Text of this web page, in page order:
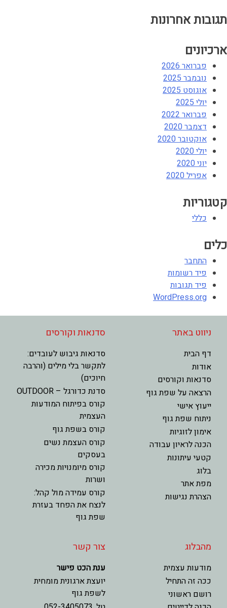
תגובות אחרונות
ארכיונים
פברואר 2026
נובמבר 2025
אוגוסט 2025
יולי 2025
פברואר 2022
דצמבר 2020
אוקטובר 2020
יולי 2020
יוני 2020
אפריל 2020
קטגוריות
כללי
כלים
התחבר
פיד רשומות
פיד תגובות
WordPress.org
ניווט באתר
דף הבית
אודות
סדנאות וקורסים
הרצאה על שפת גוף
ייעוץ אישי
ניתוח שפת גוף
אימון לזוגיות
הכנה לראיון עבודה
קטעי עיתונות
בלוג
מפת אתר
הצהרת נגישות
סדנאות וקורסים
סדנאות גיבוש לעובדים:
לתקשר בלי מילים (והרבה
חיוכים)
סדנת כדורגל – OUTDOOR
קורס בפיתוח המודעות
העצמית
קורס בשפת גוף
קורס העצמת נשים
בעסקים
קורס מיומנויות מכירה
ושרות
קורס עמידה מול קהל:
לנצח את הפחד בעזרת
שפת גוף
מהבלוג
מודעות עצמית
ככה זה התחיל
רושם ראשוני
צור קשר
ענת הכט פישר
יועצת ארגונית מומחית
לשפת גוף